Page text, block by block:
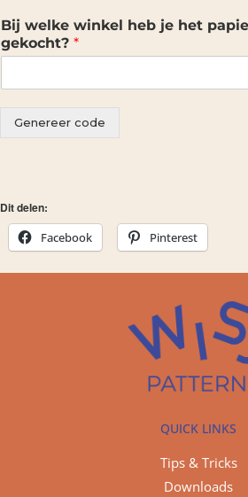
Bij welke winkel heb je het
gekocht? *
Genereer code
Dit delen:
Facebook
Pinterest
QUICK LINKS
Tips & Tricks
Downloads